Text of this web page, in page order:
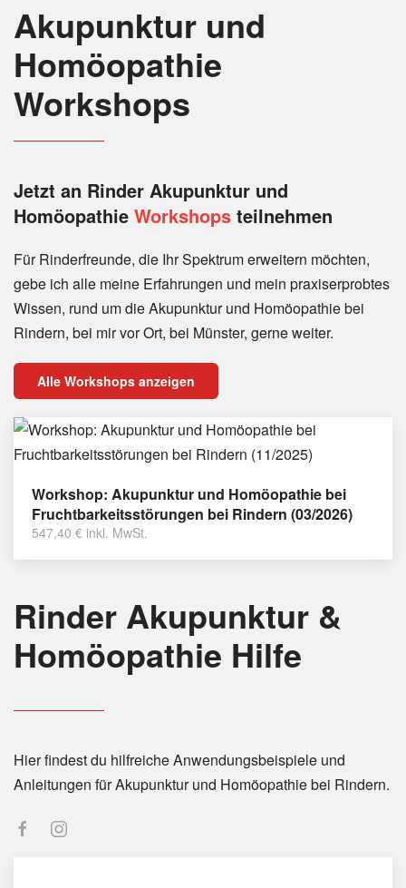
Akupunktur und
Homöopathie
Workshops
Jetzt an Rinder Akupunktur und
Homöopathie Workshops teilnehmen
Für Rinderfreunde, die Ihr Spektrum erweitern möchten,
gebe ich alle meine Erfahrungen und mein praxiserprobtes
Wissen, rund um die Akupunktur und Homöopathie bei
Rindern, bei mir vor Ort, bei Münster, gerne weiter.
Alle Workshops anzeigen
Workshop: Akupunktur und Homöopathie bei
Fruchtbarkeitsstörungen bei Rindern (03/2026)
547,40 € inkl. MwSt.
Rinder Akupunktur &
Homöopathie Hilfe
Hier findest du hilfreiche Anwendungsbeispiele und
Anleitungen für Akupunktur und Homöopathie bei Rindern.